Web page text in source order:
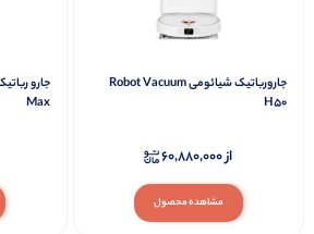
جارورباتیک شیائومی Robot Vacuum
H50
مشاهده محصول
از60,880,000
Max